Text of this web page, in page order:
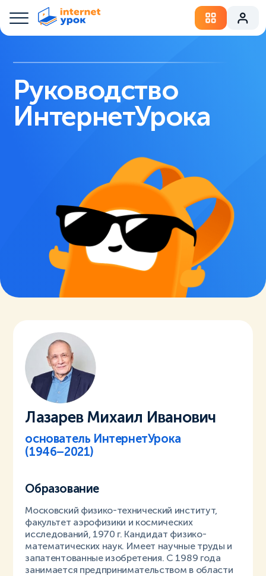
Руководство
ИнтернетУрока
Лазарев Михаил Иванович
основатель ИнтернетУрока
(1946–2021)
Образование
Московский физико-технический институт,
факультет аэрофизики и космических
исследований, 1970 г. Кандидат физико-
математических наук. Имеет научные труды и
запатентованные изобретения. С 1989 года
занимается предпринимательством в области